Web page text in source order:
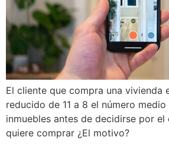
El cliente que compra una vivienda
reducido de 11 a 8 el número
inmuebles antes de decidirse por el
quiere comprar ¿El motivo?